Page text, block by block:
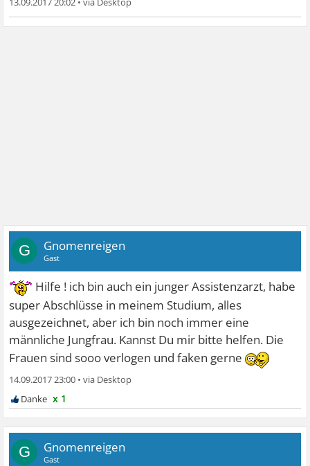
G Gnomenreigen
Gast
Hilfe ! ich bin auch ein junger Assistenzarzt, habe
super Abschlüsse in meinem Studium, alles
ausgezeichnet, aber ich bin noch immer eine
männliche Jungfrau. Kannst Du mir bitte helfen. Die
Frauen sind sooo verlogen und faken gerne
14.09.2017 23:00 •
x 1
G Gnomenreigen
Gast